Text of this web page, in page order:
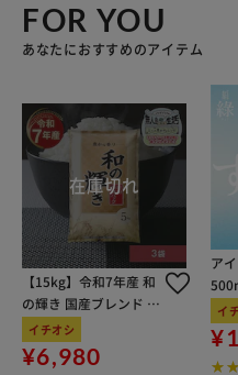
FOR YOU
あなたにおすすめのアイテム
【15kg】令和7年産 和
の輝き 国産ブレンド 5
kg×3袋
イチオシ
¥6,980
ア
100
イ